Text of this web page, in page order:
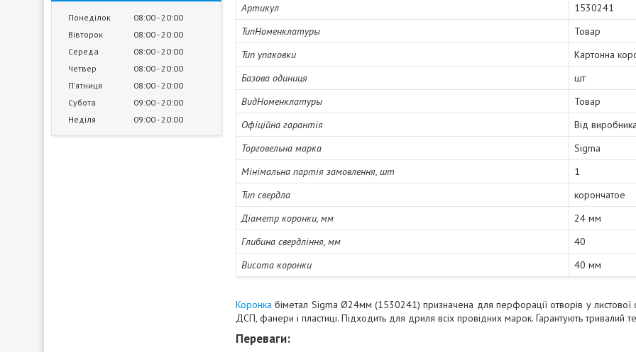
Понеділок 08:00 20:00
Вівторок
08:00 20:00
Середа
08:00 20:00
Четвер
08:00 20:00
Пʼятниця
08:00 20:00
Субота
09:00 20:00
Неділя
09:00 20:00
Артикул
1530241
ТипНоменклатуры
Товар
Тип упаковки
Картонна
Базова одиниця
шт
ВидНоменклатуры
Товар
Офіційна гарантія
Від виробника
Торговельна марка
Sigma
Мінімальна партія замовлення, шт
1
Тип свердла
корончатое
Діаметр коронки, мм
24 мм
Глибина свердління, мм
40
Висота коронки
40 мм
Коронка біметал Sigma Ø24мм (1530241) призначена для перфорації отворів у листової
ДСП, фанери і пластиці. Підходить для дриля всіх провідних марок. Гарантують тривалий
Переваги: